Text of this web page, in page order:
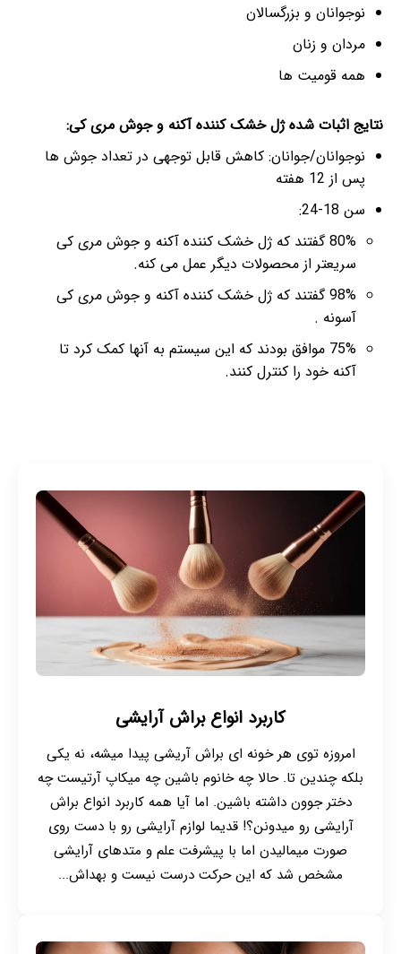
نوجوانان و بزرگسالان
مردان و زنان
همه قومیت ها
نتایج اثبات شده ژل خشک کننده آکنه و جوش مری کی:
نوجوانان/جوانان: کاهش قابل توجهی در تعداد جوش ها
پس از 12 هفته
سن 18-24:
80% گفتند که ژل خشک کننده آکنه و جوش مری کی
سریعتر از محصولات دیگر عمل می کنه.
98% گفتند که ژل خشک کننده آکنه و جوش مری کی
آسونه .
75% موافق بودند که این سیستم به آنها کمک کرد تا
آکنه خود را کنترل کنند.
کاربرد انواع براش آرایشی
امروزه توی هر خونه ای براش آریشی پیدا میشه، نه یکی
بلکه چندین تا. حالا چه خانوم باشین چه میکاپ آرتیست چه
دختر جوون داشته باشین. اما آیا همه کاربرد انواع براش
آرایشی رو میدونن؟! قدیما لوازم آرایشی رو با دست روی
صورت میمالیدن اما با پیشرفت علم و متدهای آرایشی
مشخص شد که این حرکت درست نیست و بهداش...